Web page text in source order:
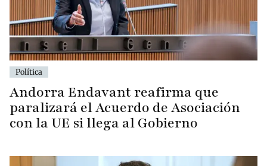
Política
Andorra Endavant reafirma que
paralizará el Acuerdo de Asociación
con la UE si llega al Gobierno